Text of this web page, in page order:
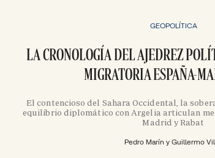
GEOPOLÍTICA
LA CRONOLOGÍA DEL AJEDREZ
MIGRATORIA ESPAÑA-
El contencioso del Sahara Occidental, la
equilibrio diplomático con Argelia articulan
Madrid y Rabat
Pedro Marín y Guillermo